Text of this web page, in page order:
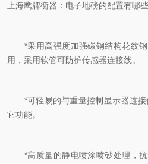
上海鹰牌衡器 ： 电子地磅的配置有哪些
*采用高强度加强碳钢结构花纹钢
用，采用软管可防护传感器连接线。
*可轻易的与重量控制显示器连接
它功能。
*高质量的静电喷涂喷砂处理，抗